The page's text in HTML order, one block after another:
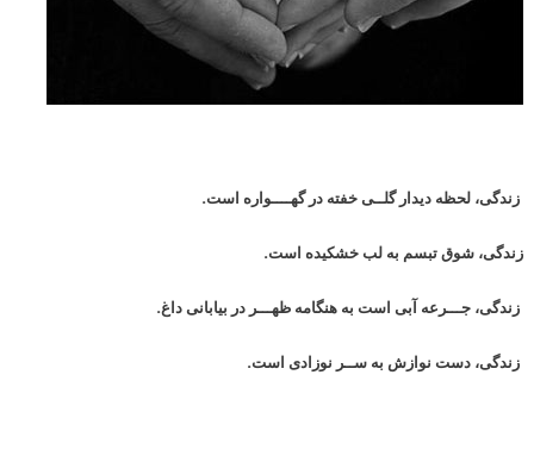
زندگی، لحظه دیدار گلــی خفته در گهــــواره است.
زندگی، شوق تبسم به لب خشکیده است.
زندگی، جـــرعه آبی است به هنگامه ظهـــر در بیابانی داغ.
زندگی، دست نوازش به ســر نوزادی است.